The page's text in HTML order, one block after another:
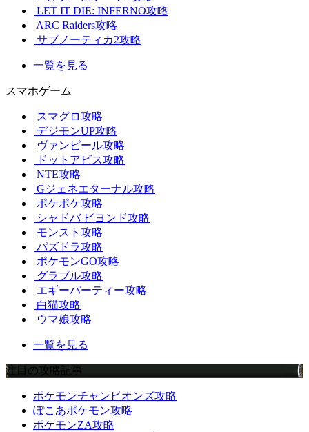
LET IT DIE: INFERNO攻略
ARC Raiders攻略
サブノーティカ2攻略
一覧を見る
スマホゲーム
スマグロ攻略
デジモンUP攻略
ヴァンピール攻略
ドットアビス攻略
NTE攻略
Gジェネエターナル攻略
ポケポケ攻略
シャドバ ビヨンド攻略
モンスト攻略
パズドラ攻略
ポケモンGO攻略
グラブル攻略
エギーパーティー攻略
白猫攻略
ウマ娘攻略
一覧を見る
注目の攻略記事
ポケモンチャンピオンズ攻略
ぽこあポケモン攻略
ポケモンZA攻略